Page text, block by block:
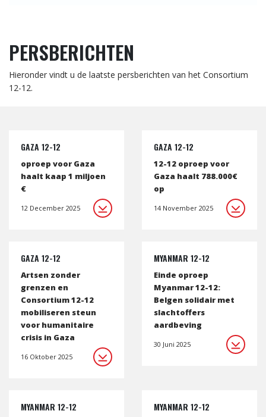
PERSBERICHTEN
Hieronder vindt u de laatste persberichten van het Consortium
12-12.
GAZA 12-12
oproep voor Gaza
haalt kaap 1 miljoen
€
12 December 2025
GAZA 12-12
12-12 oproep voor
Gaza haalt 788.000€
op
14 November 2025
GAZA 12-12
Artsen zonder
grenzen en
Consortium 12-12
mobiliseren steun
voor humanitaire
crisis in Gaza
16 Oktober 2025
MYANMAR 12-12
Einde oproep
Myanmar 12-12:
Belgen solidair met
slachtoffers
aardbeving
30 Juni 2025
MYANMAR 12-12 MYANMAR 12-12